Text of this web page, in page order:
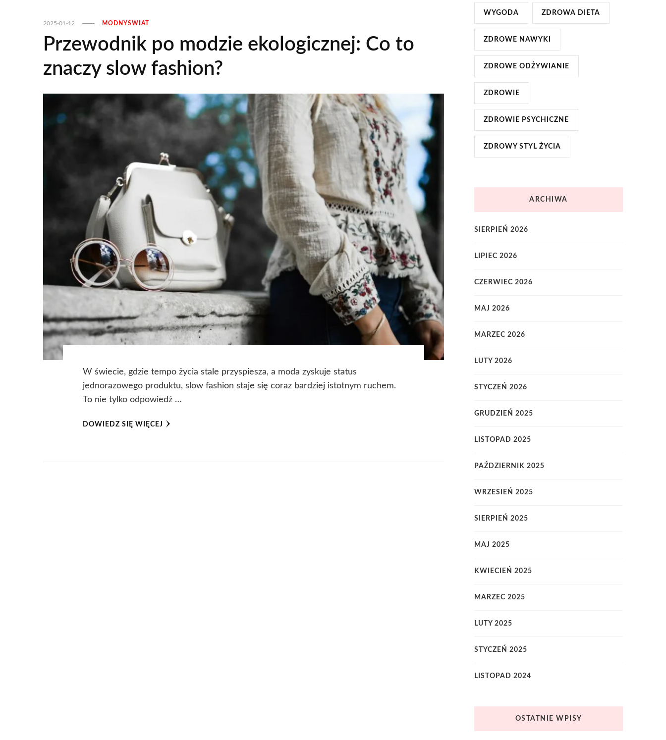
2025-01-12 MODNYSWIAT
Przewodnik po modzie ekologicznej: Co to
znaczy slow fashion?
W świecie, gdzie tempo życia stale przyspiesza, a moda zyskuje status
jednorazowego produktu, slow fashion staje się coraz bardziej istotnym ruchem.
To nie tylko odpowiedź …
DOWIEDZ SIĘ WIĘCEJ
WYGODA ZDROWA DIETA
ZDROWE NAWYKI
ZDROWE ODŻYWIANIE
ZDROWIE
ZDROWIE PSYCHICZNE
ZDROWY STYL ŻYCIA
ARCHIWA
SIERPIEŃ 2026
LIPIEC 2026
CZERWIEC 2026
MAJ 2026
MARZEC 2026
LUTY 2026
STYCZEŃ 2026
GRUDZIEŃ 2025
LISTOPAD 2025
PAŹDZIERNIK 2025
WRZESIEŃ 2025
SIERPIEŃ 2025
MAJ 2025
KWIECIEŃ 2025
MARZEC 2025
LUTY 2025
STYCZEŃ 2025
LISTOPAD 2024
OSTATNIE WPISY